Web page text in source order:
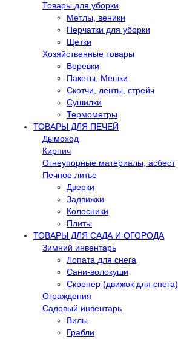
Товары для уборки
Метлы, веники
Перчатки для уборки
Щетки
Хозяйственные товары
Веревки
Пакеты, Мешки
Скотчи, ленты, стрейч
Сушилки
Термометры
ТОВАРЫ ДЛЯ ПЕЧЕЙ
Дымоход
Кирпич
Огнеупорные материалы, асбест
Печное литье
Дверки
Задвижки
Колосники
Плиты
ТОВАРЫ ДЛЯ САДА И ОГОРОДА
Зимний инвентарь
Лопата для снега
Сани-волокуши
Скрепер (движок для снега)
Ограждения
Садовый инвентарь
Вилы
Грабли